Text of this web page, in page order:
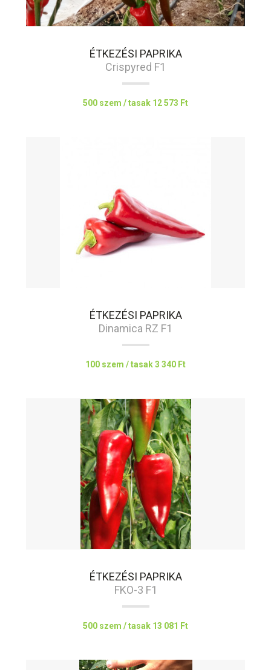
ÉTKEZÉSI PAPRIKA
Crispyred F1
500 szem / tasak 12 573 Ft
ÉTKEZÉSI PAPRIKA
Dinamica RZ F1
100 szem / tasak3 340 Ft
ÉTKEZÉSI PAPRIKA
FKO-3 F1
500 szem / tasak 13 081 Ft